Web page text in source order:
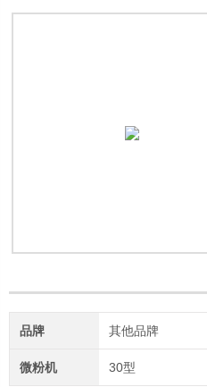
品牌 其他品牌
微粉机 30型